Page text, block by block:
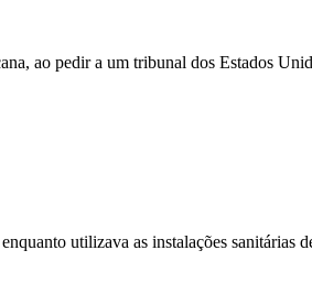
ao pedir a um tribunal dos Estados
utilizava as instalações sanitárias